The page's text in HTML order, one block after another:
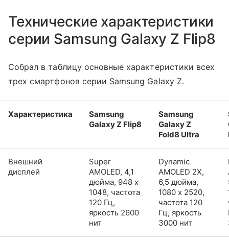
Технические характеристики
серии Samsung Galaxy Z Flip8
Собрал в таблицу основные характеристики всех
трех смартфонов серии Samsung Galaxy Z.
Характеристика
Samsung
Galaxy Z Flip8
Samsung
Galaxy Z
Fold8 Ultra
Внешний
дисплей
Super
AMOLED, 4,1
дюйма, 948 x
1048, частота
120 Гц,
яркость 2600
нит
Dynamic
AMOLED 2X,
6,5 дюйма,
1080 x 2520,
частота 120
Гц, яркость
3000 нит